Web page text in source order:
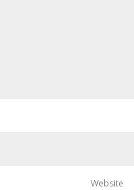
Website